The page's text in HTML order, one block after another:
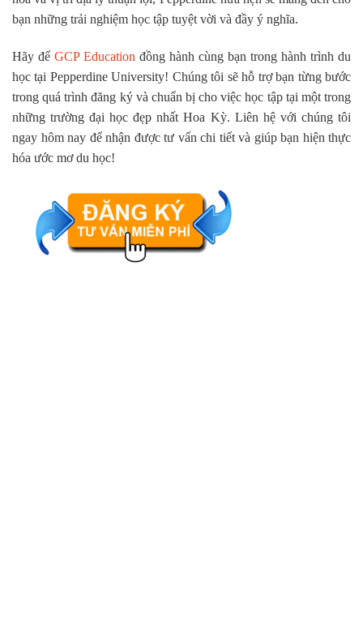
bạn những trải nghiệm học tập tuyệt vời và đầy ý nghĩa.
Hãy để GCP Education đồng hành cùng bạn trong hành trình du
học tại Pepperdine University! Chúng tôi sẽ hỗ trợ bạn từng bước
trong quá trình đăng ký và chuẩn bị cho việc học tập tại một trong
những trường đại học đẹp nhất Hoa Kỳ. Liên hệ với chúng tôi
ngay hôm nay để nhận được tư vấn chi tiết và giúp bạn hiện thực
hóa ước mơ du học!